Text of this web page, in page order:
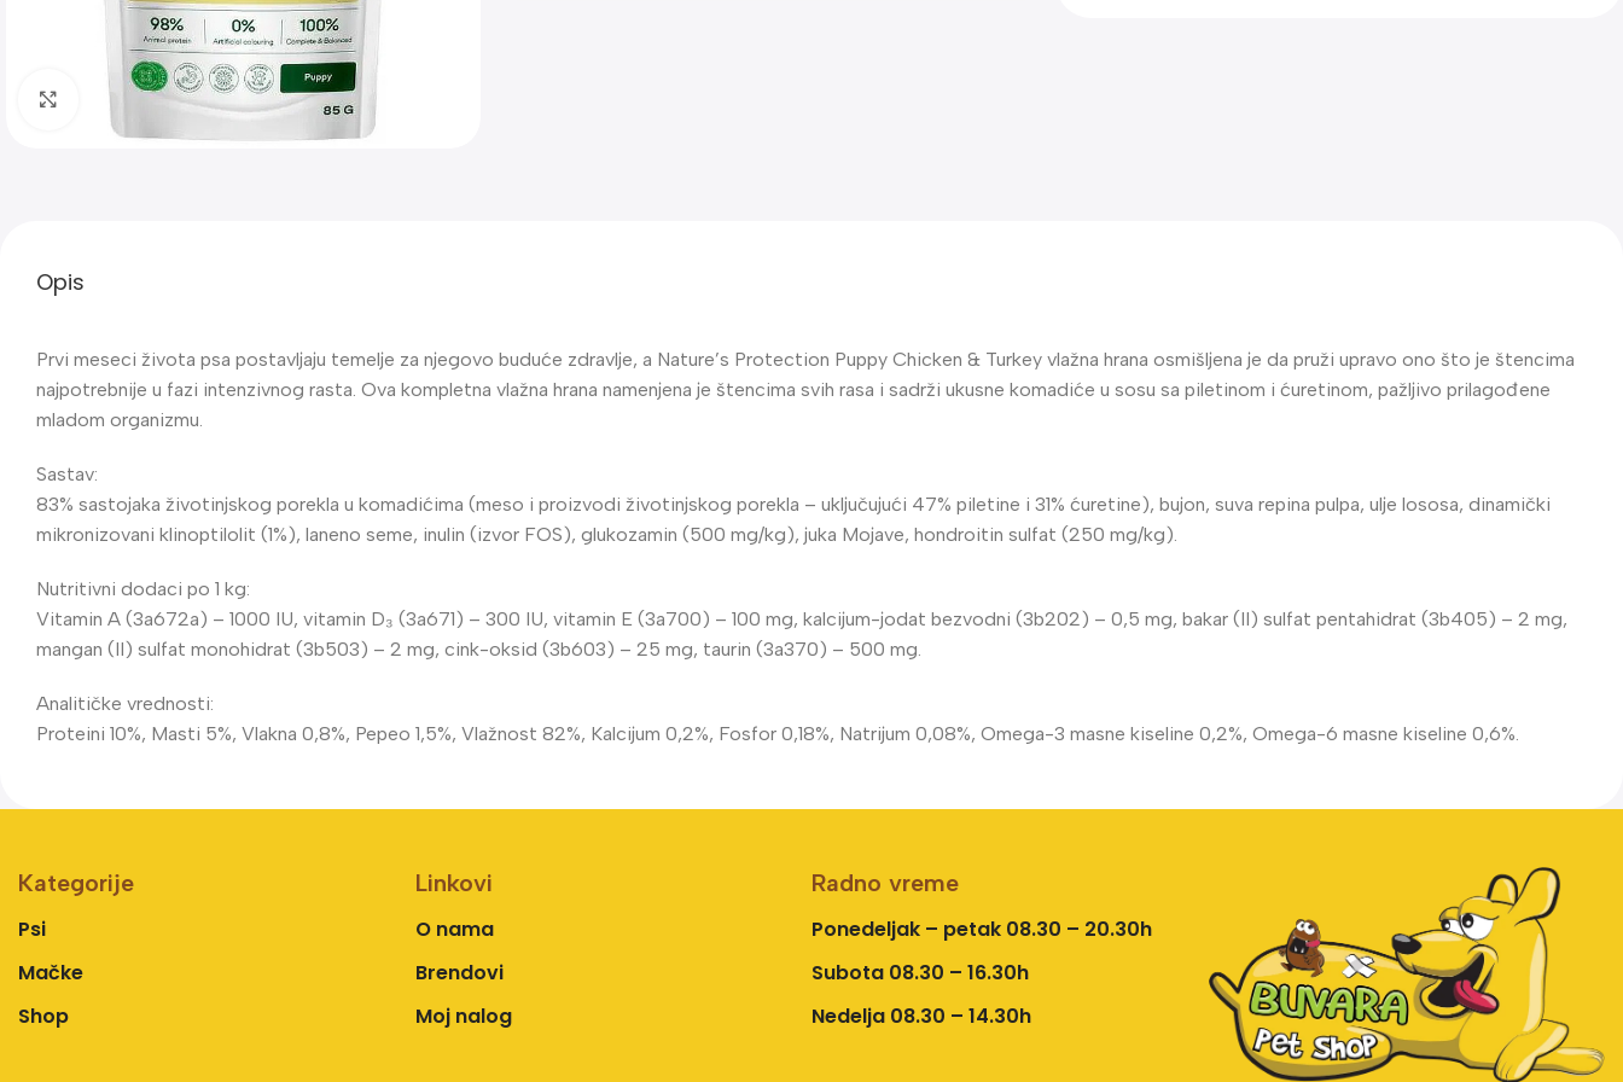
Klik za uvećanje
Opis
Prvi meseci života psa postavljaju temelje za njegovo buduće zdravlje, a Nature’s Protection Puppy Chicken & Turkey vlažna hrana osmišljena je da pruži upravo ono što je štencima
najpotrebnije u fazi intenzivnog rasta. Ova kompletna vlažna hrana namenjena je štencima svih rasa i sadrži ukusne komadiće u sosu sa piletinom i ćuretinom, pažljivo prilagođene
mladom organizmu.
Sastav:
83% sastojaka životinjskog porekla u komadićima (meso i proizvodi životinjskog porekla – uključujući 47% piletine i 31% ćuretine), bujon, suva repina pulpa, ulje lososa, dinamički
mikronizovani klinoptilolit (1%), laneno seme, inulin (izvor FOS), glukozamin (500 mg/kg), juka Mojave, hondroitin sulfat (250 mg/kg).
Nutritivni dodaci po 1 kg:
Vitamin A (3a672a) – 1000 IU, vitamin D₃ (3a671) – 300 IU, vitamin E (3a700) – 100 mg, kalcijum-jodat bezvodni (3b202) – 0,5 mg, bakar (II) sulfat pentahidrat (3b405) – 2 mg,
mangan (II) sulfat monohidrat (3b503) – 2 mg, cink-oksid (3b603) – 25 mg, taurin (3a370) – 500 mg.
Analitičke vrednosti:
Proteini 10%, Masti 5%, Vlakna 0,8%, Pepeo 1,5%, Vlažnost 82%, Kalcijum 0,2%, Fosfor 0,18%, Natrijum 0,08%, Omega-3 masne kiseline 0,2%, Omega-6 masne kiseline 0,6%.
Kategorije
Psi
Mačke
Shop
Linkovi
O nama
Brendovi
Moj nalog
Radno vreme
Ponedeljak – petak 08.30 – 20.30h
Subota 08.30 – 16.30h
Nedelja 08.30 – 14.30h